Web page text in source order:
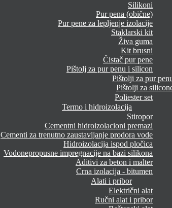
Silikoni
Pur pena (obične)
Pur pene za lepljenje izolacije
Staklarski kit
Živa guma
Kit brusni
Čistač pur pene
Pištolj za pur penu i silicon
Pištolji za pur
Pištolji za
Poliester set
Termo i hidroizolacija
Stiropor
Cementni hidroizolacioni premazi
Cementi za trenutno zaustavljanje prodora vode
Hidroizolacija ispod pločica
Vodonepropusne impregnacije na bazi silikona
Aditivi za beton i malter
Crna izolacija - bitumen
Alati i pribor
Električni alat
Ručni alat i pribor